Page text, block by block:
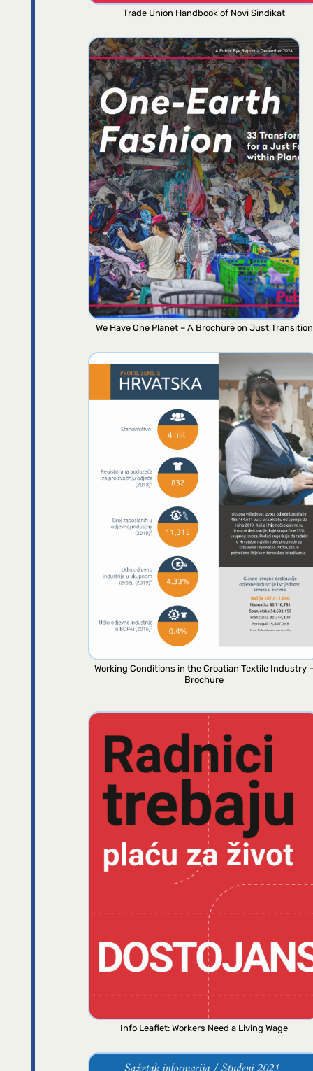
Trade Union Handbook of Novi Sindikat
We Have One Planet – A Brochure on Just Transition
Working Conditions in the Croatian Textile Industry –
Brochure
Info Leaflet: Workers Need a Living Wage